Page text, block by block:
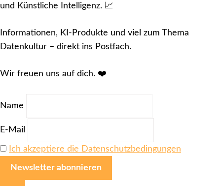
und Künstliche Intelligenz. 📈
Informationen, KI-Produkte und viel zum Thema
Datenkultur – direkt ins Postfach.
Wir freuen uns auf dich. ❤️
Name
E-Mail
Ich akzeptiere die Datenschutzbedingungen